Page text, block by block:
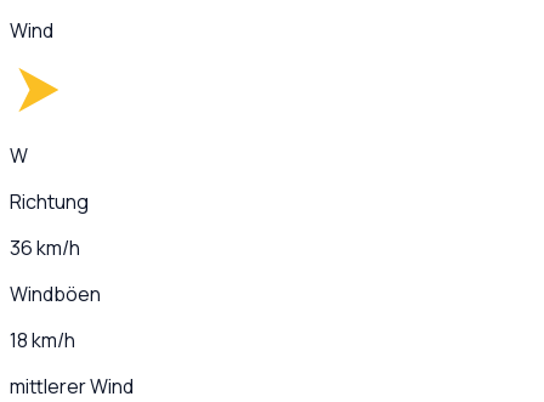
Wind
W
Richtung
36 km/h
Windböen
18 km/h
mittlerer Wind